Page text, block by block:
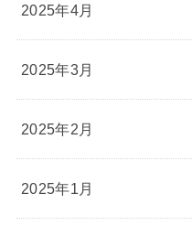
2025年4月
2025年3月
2025年2月
2025年1月